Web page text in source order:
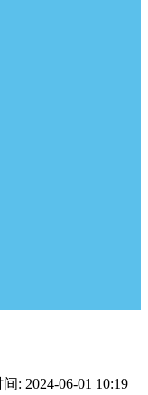
: 2024-06-01 10:19